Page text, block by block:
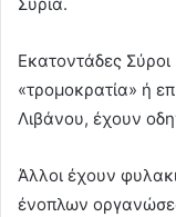
Συρία.
Εκατοντάδες
«τρομοκρατία» ή
Λιβάνου, έχουν
Άλλοι έχουν
ένοπλων